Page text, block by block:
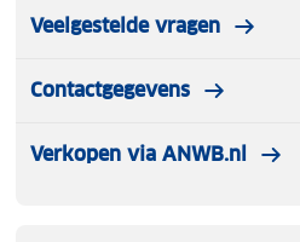
Veelgestelde vragen
Contactgegevens
Verkopen via ANWB.nl